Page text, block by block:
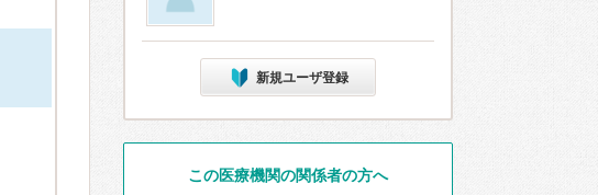
新規ユーザ登録
この医療機関の関係者の方へ